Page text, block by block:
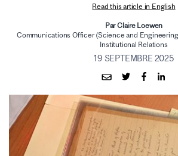
Read this article in English
Par Claire Loewen
Communications Officer (Science and
Institutional Relations
19 SEPTEMBRE 2025